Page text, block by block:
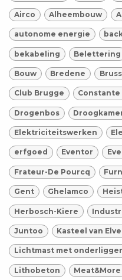
Airco Alheembouw
autonome energie
bekabeling Belettering
Bouw Bredene
Club Brugge
Drogenbos
Elektriciteitswerken
erfgoed Eventor
Frateur-De Pourcq
Gent Ghelamco
Herbosch-Kiere
Juntoo Kasteel van
Lichtmast met
Lithobeton Meat&More